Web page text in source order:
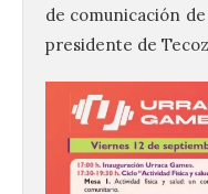
de comunicación
presidente de